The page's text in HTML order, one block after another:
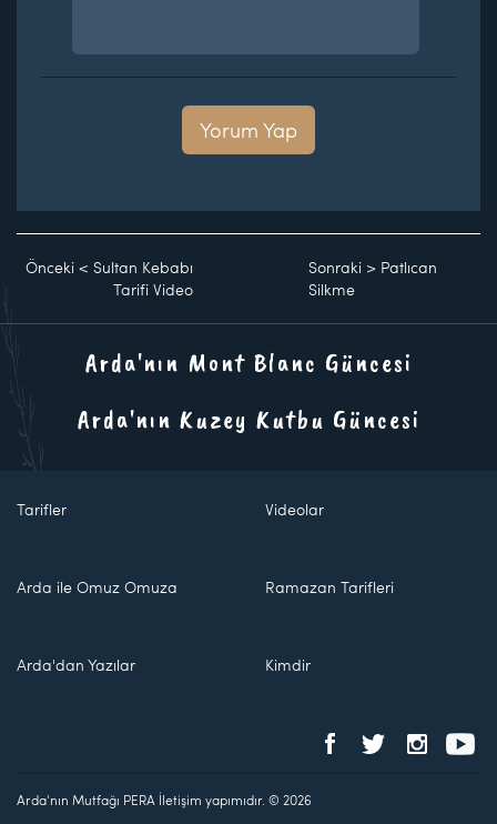
Yorum Yap
Önceki < Sultan Kebabı
Tarifi Video
Sonraki > Patlıcan
Silkme
Arda'nın Mont Blanc Güncesi
Arda'nın Kuzey Kutbu Güncesi
Tarifler Videolar
Arda ile Omuz Omuza Ramazan Tarifleri
Arda'dan Yazılar Kimdir
Arda'nın Mutfağı PERA İletişim yapımıdır. © 2026